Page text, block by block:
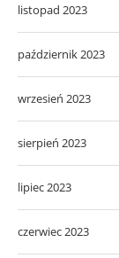
listopad 2023
październik 2023
wrzesień 2023
sierpień 2023
lipiec 2023
czerwiec 2023